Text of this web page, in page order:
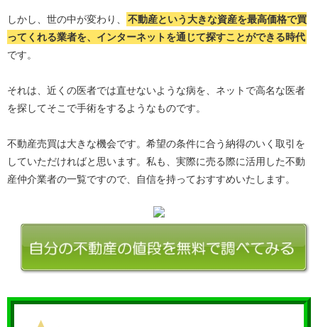
しかし、世の中が変わり、
不動産という大きな資産を最高価格で買
ってくれる業者を、インターネットを通じて探すことができる時代
です。
それは、近くの医者では直せないような病を、ネットで高名な医者
を探してそこで手術をするようなものです。
不動産売買は大きな機会です。希望の条件に合う納得のいく取引を
していただければと思います。私も、実際に売る際に活用した不動
産仲介業者の一覧ですので、自信を持っておすすめいたします。